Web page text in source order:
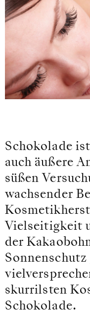
Schokolade
auch äußere
süßen
wachsender
Vielseitigkeit
der
skurrilsten
Schokolade.